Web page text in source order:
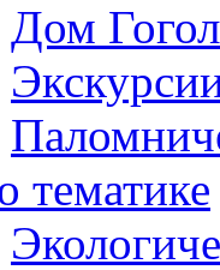
Дом
тематике